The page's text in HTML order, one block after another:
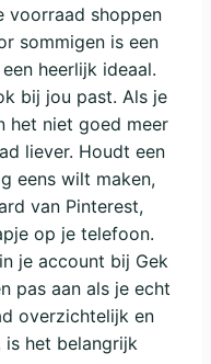
voorraad shoppen
sommigen is een
heerlijk ideaal.
bij jou past. Als je
het niet goed meer
liever. Houdt een
eens wilt maken,
van Pinterest,
op je telefoon.
je account bij Gek
pas aan als je echt
overzichtelijk en
het belangrijk